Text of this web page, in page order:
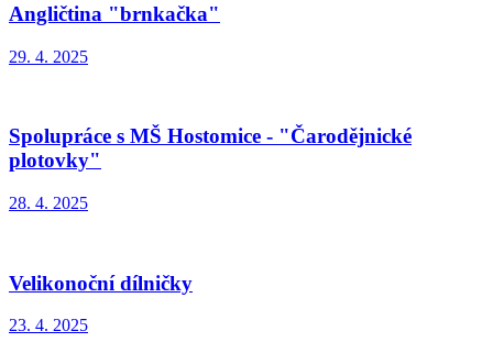
Angličtina "brnkačka"
29. 4. 2025
Spolupráce s MŠ Hostomice - "Čarodějnické
plotovky"
28. 4. 2025
Velikonoční dílničky
23. 4. 2025